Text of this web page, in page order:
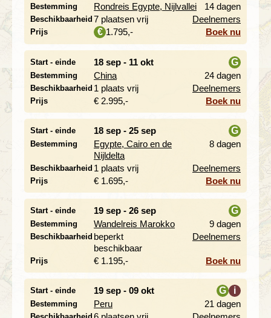
Bestemming Rondreis Egypte, Nijlvallei 14 dagen
Beschikbaarheid 7 plaatsen vrij Deelnemers
Prijs € 1.795,- Boek nu
Start - einde 18 sep - 11 okt
Bestemming China
G
24 dagen
Beschikbaarheid 1 plaats vrij Deelnemers
Prijs € 2.995,- Boek nu
Start - einde 18 sep - 25 sep
Bestemming
Egypte, Cairo en de
Nijldelta
G
8 dagen
Beschikbaarheid 1 plaats vrij Deelnemers
Prijs € 1.695,- Boek nu
Start - einde 19 sep - 26 sep
Bestemming Wandelreis Marokko
G
9 dagen
Beschikbaarheid beperkt
beschikbaar
Deelnemers
Prijs € 1.195,- Boek nu
Start - einde 19 sep - 09 okt
Bestemming Peru
G
i
21 dagen